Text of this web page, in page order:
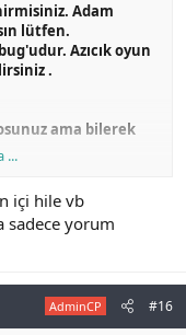
Adam
lütfen.
Azıcık oyun
.
ama bilerek
...
içi hile vb
yorum
AdminCP #16